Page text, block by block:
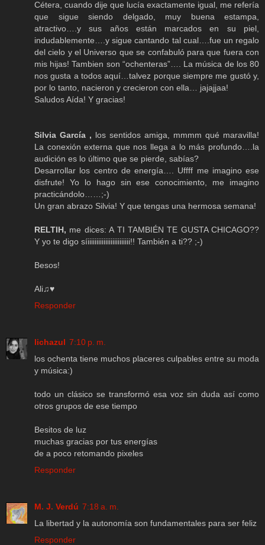
Cétera, cuando dije que lucía exactamente igual, me refería
que sigue siendo delgado, muy buena estampa,
atractivo….y sus años están marcados en su piel,
indudablemente….y sigue cantando tal cual….fue un regalo
del cielo y el Universo que se confabuló para que fuera con
mis hijas! Tambien son “ochenteras”…. La música de los 80
nos gusta a todos aquí…talvez porque siempre me gustó y,
por lo tanto, nacieron y crecieron con ella… jajajjaa!
Saludos Aída! Y gracias!
Silvia García , los sentidos amiga, mmmm qué maravilla!
La conexión externa que nos llega a lo más profundo….la
audición es lo último que se pierde, sabías?
Desarrollar los centro de energía…. Uffff me imagino ese
disfrute! Yo lo hago sin ese conocimiento, me imagino
practicándolo……;-)
Un gran abrazo Silvia! Y que tengas una hermosa semana!
RELTIH, me dices: A TI TAMBIÉN TE GUSTA CHICAGO??
Y yo te digo síiiiiiiiiiiiiiiiiiiiiiiii!! También a ti?? ;-)
Besos!
Ali♫♥
Responder
lichazul 7:10 p. m.
los ochenta tiene muchos placeres culpables entre su moda
y música:)
todo un clásico se transformó esa voz sin duda así como
otros grupos de ese tiempo
Besitos de luz
muchas gracias por tus energías
de a poco retomando pixeles
Responder
M. J. Verdú 7:18 a. m.
La libertad y la autonomía son fundamentales para ser feliz
Responder